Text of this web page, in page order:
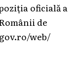
oficială a
de
web/